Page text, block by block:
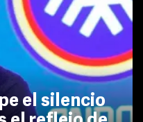
el silencio